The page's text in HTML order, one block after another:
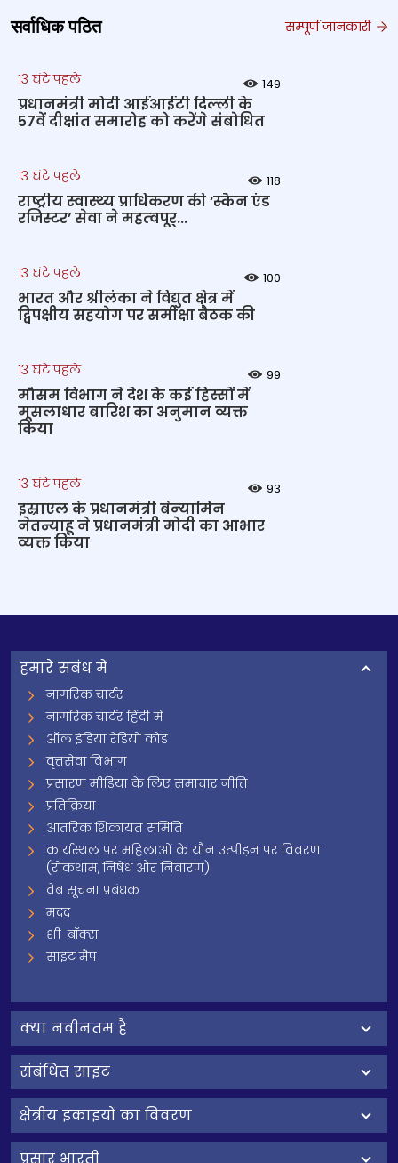
सर्वाधिक पठित सम्पूर्ण जानकारी
13 घंटे पहले 149
प्रधानमंत्री मोदी आईआईटी दिल्ली के
57वें दीक्षांत समारोह को करेंगे संबोधित
13 घंटे पहले 118
राष्‍ट्रीय स्‍वास्‍थ्‍य प्राधिकरण की ‘स्कैन एंड
रजिस्टर’ सेवा ने महत्‍वपूर्...
13 घंटे पहले 100
भारत और श्रीलंका ने विद्युत क्षेत्र में
द्विपक्षीय सहयोग पर समीक्षा बैठक की
13 घंटे पहले 99
मौसम विभाग ने देश के कई हिस्सों में
मूसलाधार बारिश का अनुमान व्यक्त
किया
13 घंटे पहले 93
इस्राएल के प्रधानमंत्री बेन्‍यामिन
नेतन्याहू ने प्रधानमंत्री मोदी का आभार
व्यक्त किया
हमारे सबंध में
नागरिक चार्टर
नागरिक चार्टर हिंदी में
ऑल इंडिया रेडियो कोड
वृत्तसेवा विभाग
प्रसारण मीडिया के लिए समाचार नीति
प्रतिक्रिया
आंतरिक शिकायत समिति
कार्यस्थल पर महिलाओं के यौन उत्पीड़न पर विवरण
(रोकथाम, निषेध और निवारण)
वेब सूचना प्रबंधक
मदद
शी-बॉक्स
साइट मैप
क्‍या नवीनतम है
संबंधित साइट
क्षेत्रीय इकाइयों का विवरण